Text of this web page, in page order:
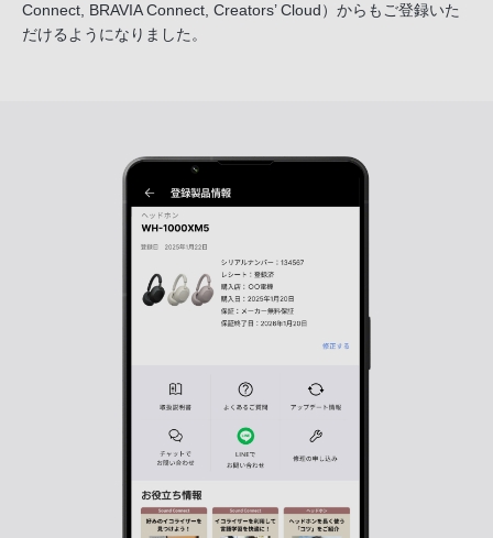
Connect, BRAVIA Connect, Creators’ Cloud）からもご登録いた
だけるようになりました。